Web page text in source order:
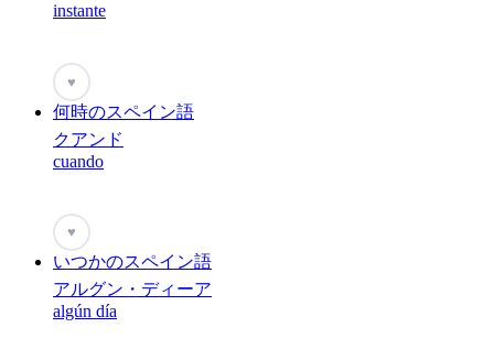
instante
♥
何時のスペイン語
クアンド
cuando
♥
いつかのスペイン語
アルグン・ディーア
algún día